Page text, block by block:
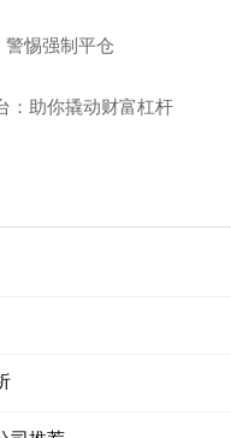
惕强制平仓
：助你撬动财富杠杆